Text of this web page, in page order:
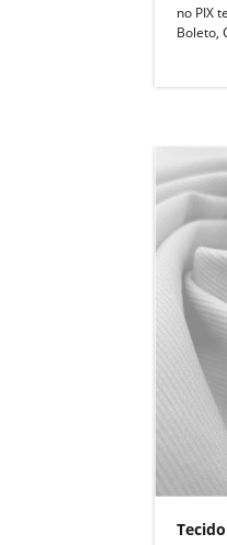
no PIX
Boleto,